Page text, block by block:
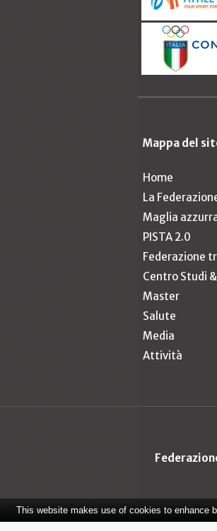
Mappa del
Home
La
Maglia
PISTA 2.0
Federazione
Centro Studi
Master
Salute
Media
Attività
This website makes use of cookies to enhance